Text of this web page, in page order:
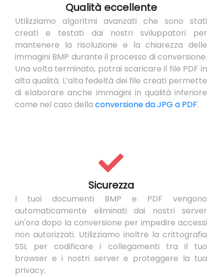
Qualità eccellente
Utilizziamo algoritmi avanzati che sono stati
creati e testati dai nostri sviluppatori per
mantenere la risoluzione e la chiarezza delle
immagini BMP durante il processo di conversione.
Una volta terminato, potrai scaricare il file PDF in
alta qualità. L’alta fedeltà dei file creati permette
di elaborare anche immagini in qualità inferiore
come nel caso della conversione da JPG a PDF.
Sicurezza
I tuoi documenti BMP e PDF vengono
automaticamente eliminati dai nostri server
un'ora dopo la conversione per impedire accessi
non autorizzati. Utilizziamo inoltre la crittografia
SSL per codificare i collegamenti tra il tuo
browser e i nostri server e proteggere la tua
privacy.